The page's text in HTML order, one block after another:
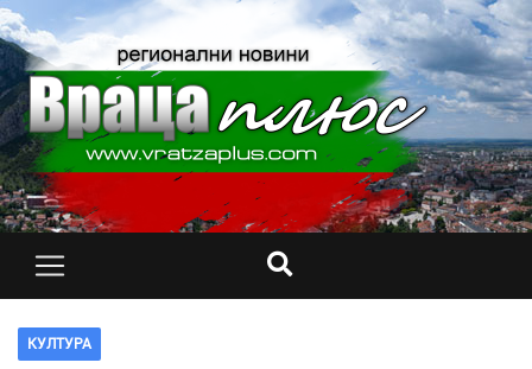
КУЛТУРА